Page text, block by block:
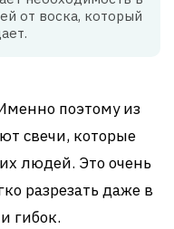
от воска, который
поэтому из
свечи, которые
людей. Это очень
разрезать даже в
гибок.